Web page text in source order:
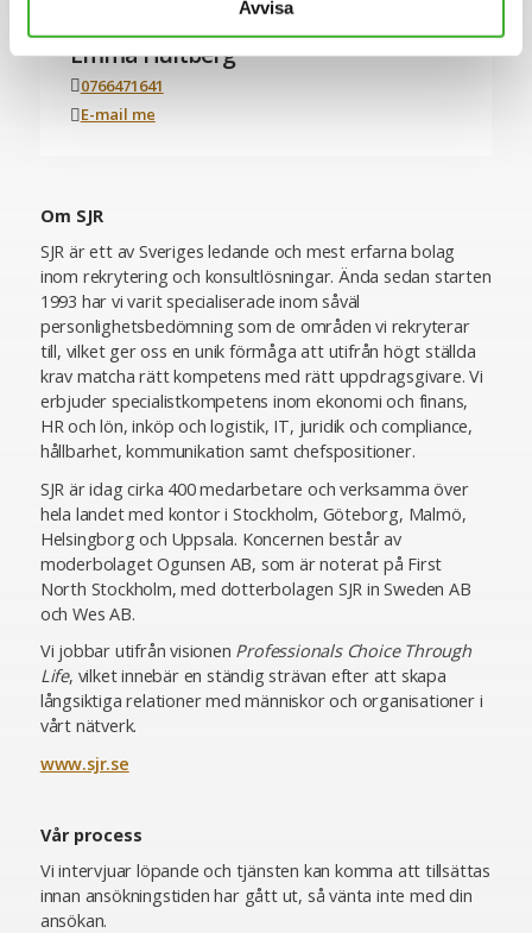
Avvisa
Emma Hultberg
0766471641
E-mail me
Om SJR
SJR är ett av Sveriges ledande och mest erfarna bolag
inom rekrytering och konsultlösningar. Ända sedan starten
1993 har vi varit specialiserade inom såväl
personlighetsbedömning som de områden vi rekryterar
till, vilket ger oss en unik förmåga att utifrån högt ställda
krav matcha rätt kompetens med rätt uppdragsgivare. Vi
erbjuder specialistkompetens inom ekonomi och finans,
HR och lön, inköp och logistik, IT, juridik och compliance,
hållbarhet, kommunikation samt chefspositioner.
SJR är idag cirka 400 medarbetare och verksamma över
hela landet med kontor i Stockholm, Göteborg, Malmö,
Helsingborg och Uppsala. Koncernen består av
moderbolaget Ogunsen AB, som är noterat på First
North Stockholm, med dotterbolagen SJR in Sweden AB
och Wes AB.
Vi jobbar utifrån visionen Professionals Choice Through
Life, vilket innebär en ständig strävan efter att skapa
långsiktiga relationer med människor och organisationer i
vårt nätverk.
www.sjr.se
Vår process
Vi intervjuar löpande och tjänsten kan komma att tillsättas
innan ansökningstiden har gått ut, så vänta inte med din
ansökan.